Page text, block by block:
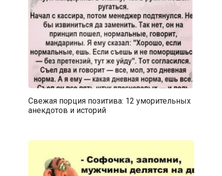
Свежая порция позитива: 12 уморительных
анекдотов и историй